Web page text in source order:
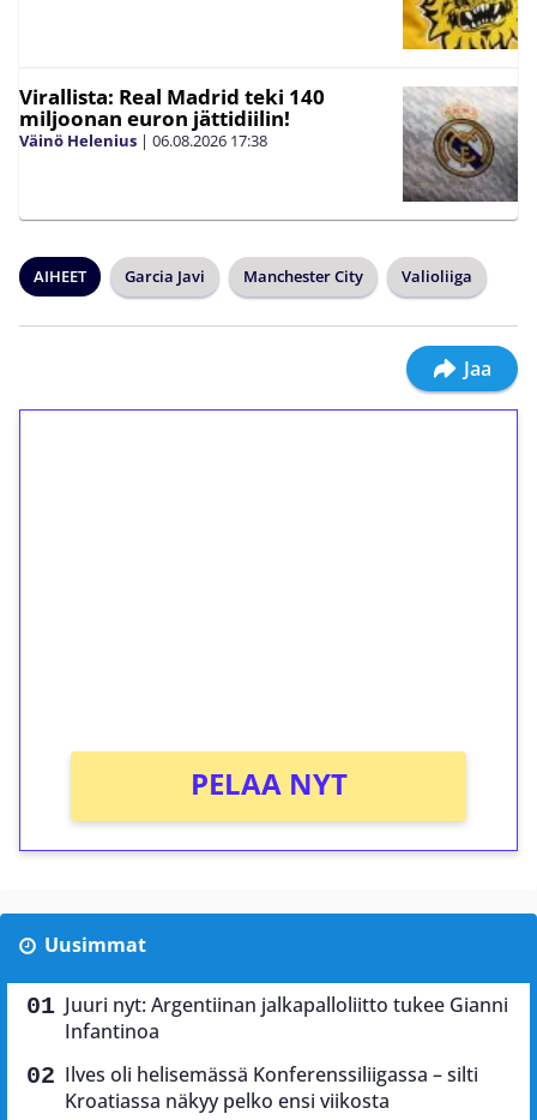
Virallista: Real Madrid teki 140
miljoonan euron jättidiilin!
Väinö Helenius | 06.08.2026 17:38
AIHEET Garcia Javi Manchester City Valioliiga
Jaa
PELAA NYT
Uusimmat
Juuri nyt: Argentiinan jalkapalloliitto tukee Gianni
Infantinoa
Ilves oli helisemässä Konferenssiliigassa – silti
Kroatiassa näkyy pelko ensi viikosta